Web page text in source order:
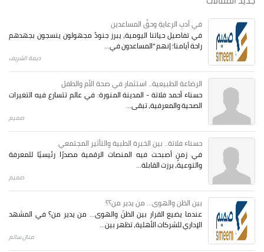
في أدبِ الرعايةِ وحقِّ المساعدين
في تفاصيل حياتنا اليومية، يبرز جنودٌ مجهولون ينسجون بجهدهم
راحة أيامنا؛ إنهم "المساعدون في...
ديمة الشريف
الرضاعة الطبيعية.. استثمار في صحة الأم والطفل
حسناء أحمد فلاتة - المدينة المنورة: في عالم تتسارع فيه التغيرات
الصحية والمعرفية، تبقى...
صميم
حسناء فلاتة.. بين الخبرة الطبية والتأثير المجتمعي
في زمنٍ أصبحت فيه المنصات الرقمية مصدرًا رئيسيًا للمعرفة
والتوعية، برزت القابلة...
صميم
بين الظن والهوى... من يدير من؟؟
عندما يضيع القرار بين الظنّ والهوى… من يدير من؟ في المشهد
الإداري للشركات الأهلية، تظهر بين...
منال سالم